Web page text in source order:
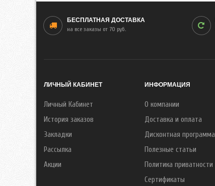
БЕСПЛАТНАЯ ДОСТАВКА
на все заказы от 70 руб.
ЛИЧНЫЙ КАБИНЕТ
Личный Кабинет
История заказов
Закладки
Рассылка
Акции
ИНФОРМАЦИЯ
О компании
Доставка и оплата
Дисконтная программа
Полезные статьи
Политика приватности
Сертификаты